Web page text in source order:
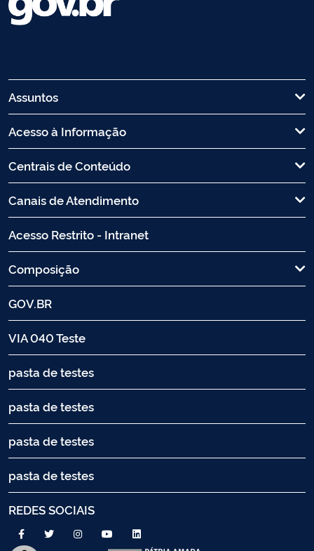
Assuntos
Acesso à Informação
Centrais de Conteúdo
Canais de Atendimento
Acesso Restrito - Intranet
Composição
GOV.BR
VIA 040 Teste
pasta de testes
pasta de testes
pasta de testes
pasta de testes
REDES SOCIAIS